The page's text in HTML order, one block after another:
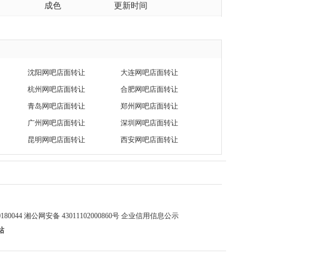
成色 更新时间
沈阳网吧店面转让
大连网吧店面转让
杭州网吧店面转让
合肥网吧店面转让
青岛网吧店面转让
郑州网吧店面转让
广州网吧店面转让
深圳网吧店面转让
昆明网吧店面转让 西安网吧店面转让
湘公网安备 43011102000860号 企业信用信息公示